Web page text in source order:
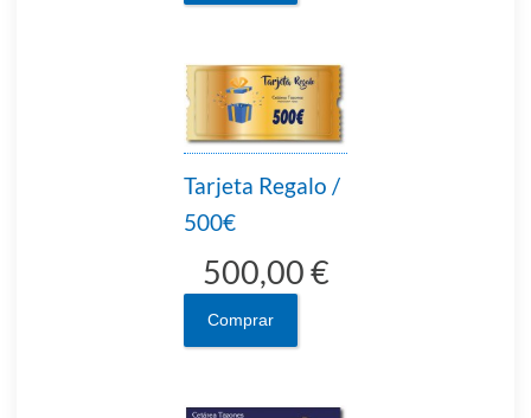
Tarjeta Regalo /
500€
500,00 €
Comprar